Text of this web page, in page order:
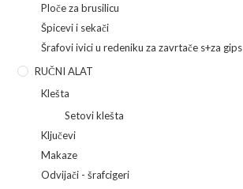
Ploče za brusilicu
Špicevi i sekači
Šrafovi ivici u redeniku za zavrtače s+za gips
RUČNI ALAT
Klešta
Setovi klešta
Ključevi
Makaze
Odvijači - šrafcigeri